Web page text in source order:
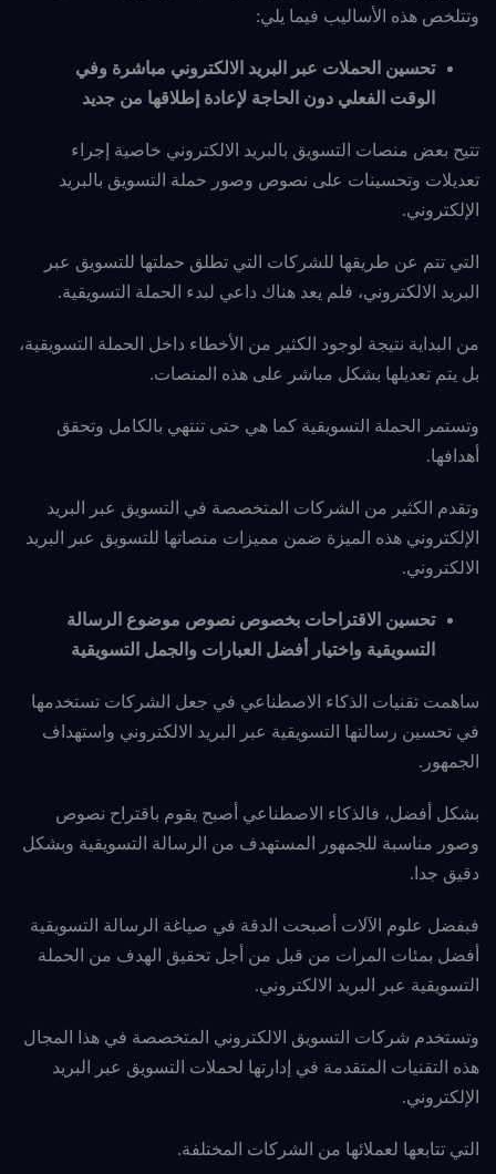
وتتلخص هذه الأساليب فيما يلي:
تحسين الحملات عبر البريد الالكتروني مباشرة وفي
الوقت الفعلي دون الحاجة لإعادة إطلاقها من جديد
تتيح بعض منصات التسويق بالبريد الالكتروني خاصية إجراء
تعديلات وتحسينات على نصوص وصور حملة التسويق بالبريد
الإلكتروني.
التي تتم عن طريقها للشركات التي تطلق حملتها للتسويق عبر
البريد الالكتروني، فلم يعد هناك داعي لبدء الحملة التسويقية.
من البداية نتيجة لوجود الكثير من الأخطاء داخل الحملة التسويقية،
بل يتم تعديلها بشكل مباشر على هذه المنصات.
وتستمر الحملة التسويقية كما هي حتى تنتهي بالكامل وتحقق
أهدافها.
وتقدم الكثير من الشركات المتخصصة في التسويق عبر البريد
الإلكتروني هذه الميزة ضمن مميزات منصاتها للتسويق عبر البريد
الالكتروني.
تحسين الاقتراحات بخصوص نصوص موضوع الرسالة
التسويقية واختيار أفضل العبارات والجمل التسويقية
ساهمت تقنيات الذكاء الاصطناعي في جعل الشركات تستخدمها
في تحسين رسالتها التسويقية عبر البريد الالكتروني واستهداف
الجمهور.
بشكل أفضل، فالذكاء الاصطناعي أصبح يقوم باقتراح نصوص
وصور مناسبة للجمهور المستهدف من الرسالة التسويقية وبشكل
دقيق جدا.
فبفضل علوم الآلات أصبحت الدقة في صياغة الرسالة التسويقية
أفضل بمئات المرات من قبل من أجل تحقيق الهدف من الحملة
التسويقية عبر البريد الالكتروني.
وتستخدم شركات التسويق الالكتروني المتخصصة في هذا المجال
هذه التقنيات المتقدمة في إدارتها لحملات التسويق عبر البريد
الإلكتروني.
التي تتابعها لعملائها من الشركات المختلفة.